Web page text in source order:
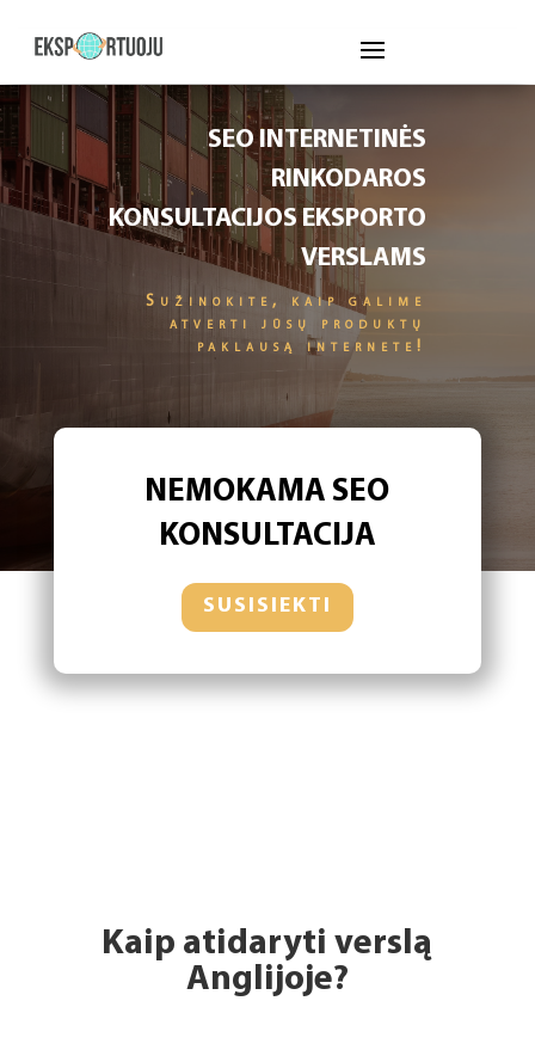
SEO INTERNETINĖS
RINKODAROS
KONSULTACIJOS EKSPORTO
VERSLAMS
Sužinokite, kaip galime
atverti jūsų produktų
paklausą internete!
NEMOKAMA SEO
KONSULTACIJA
SUSISIEKTI
Kaip atidaryti verslą
Anglijoje?